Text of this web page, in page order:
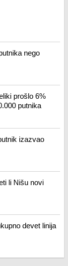
nego
prošlo 6%
putnika
izazvao
li Nišu novi
devet linija